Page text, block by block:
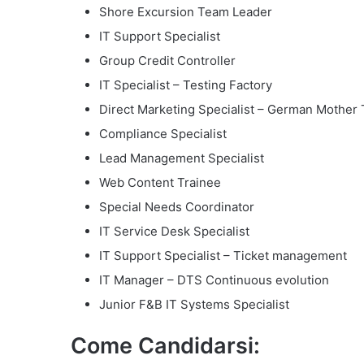
Shore Excursion Team Leader
IT Support Specialist
Group Credit Controller
IT Specialist – Testing Factory
Direct Marketing Specialist – German Mother
Compliance Specialist
Lead Management Specialist
Web Content Trainee
Special Needs Coordinator
IT Service Desk Specialist
IT Support Specialist – Ticket management
IT Manager – DTS Continuous evolution
Junior F&B IT Systems Specialist
Come Candidarsi: